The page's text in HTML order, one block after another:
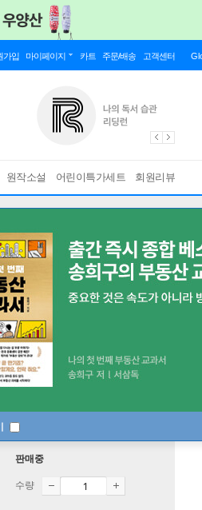
가입 마이페이지 카트 주문/배송 고객센터
원작소설 어린이특가세트 회원리뷰
(M.A.I.A.)
판매중
수량